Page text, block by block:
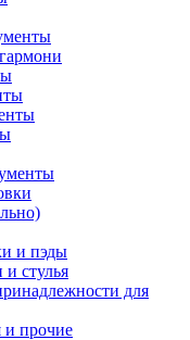
и пэды
стулья
для
прочие